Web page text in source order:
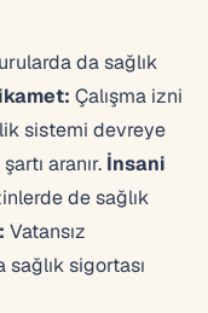
da sağlık
Çalışma izni
sistemi devreye
aranır. İnsani
de sağlık
Vatansız
sigortası